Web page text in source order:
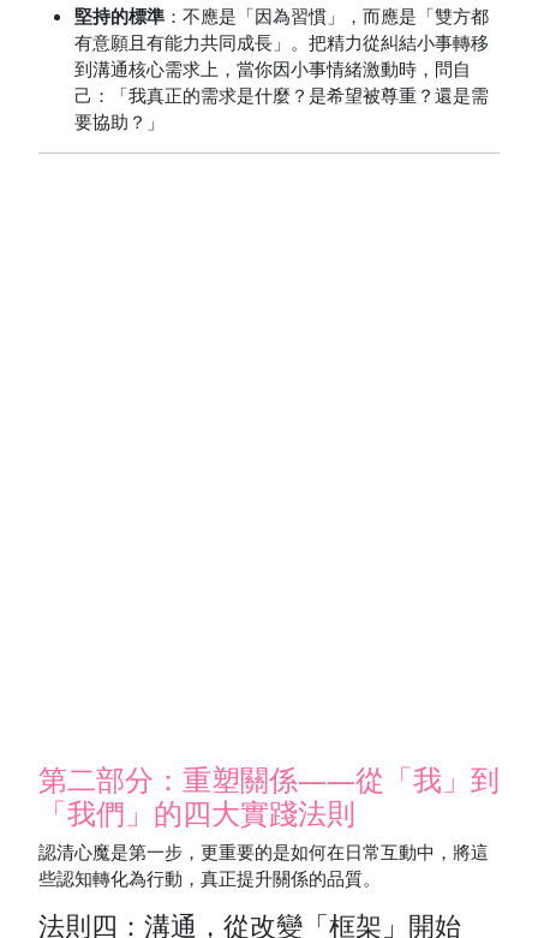
堅持的標準 ：不應是「因為習慣」，而應是「雙方都
有意願且有能力共同成長」。把精力從糾結小事轉移
到溝通核心需求上，當你因小事情緒激動時，問自
己：「我真正的需求是什麼？是希望被尊重？還是需
要協助？」
第二部分：重塑關係——從「我」到
「我們」的四大實踐法則
認清心魔是第一步，更重要的是如何在日常互動中，將這
些認知轉化為行動，真正提升關係的品質。
法則四：溝通，從改變「框架」開始